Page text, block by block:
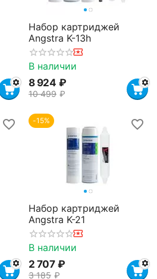
Набор картриджей
Angstra K-13h
В наличии
8 924 ₽
10 499 ₽
-15%
Набор картриджей
Angstra K-21
В наличии
2 707 ₽
3 185 ₽